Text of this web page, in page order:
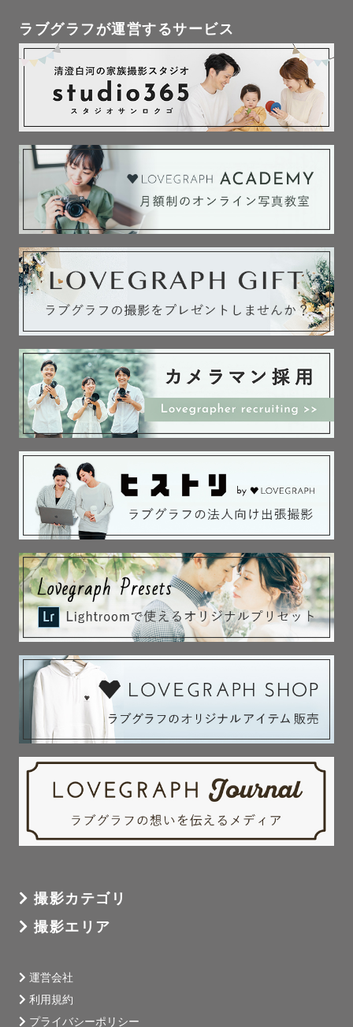
ラブグラフが運営するサービス
撮影カテゴリ
撮影エリア
運営会社
利用規約
プライバシーポリシー